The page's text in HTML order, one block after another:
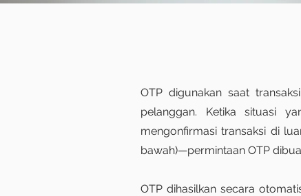
OTP digunakan saat
pelanggan. Ketika situasi
mengonfirmasi transaksi di
bawah)—permintaan OTP
OTP dihasilkan secara